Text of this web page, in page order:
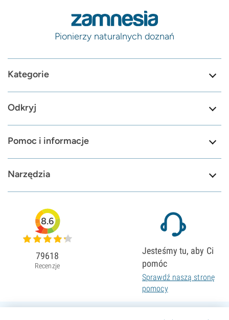
Pionierzy naturalnych doznań
Kategorie
Odkryj
Pomoc i informacje
Narzędzia
8.6
79618
Recenzje
Jesteśmy tu, aby Ci
pomóc
Sprawdź naszą stronę
pomocy